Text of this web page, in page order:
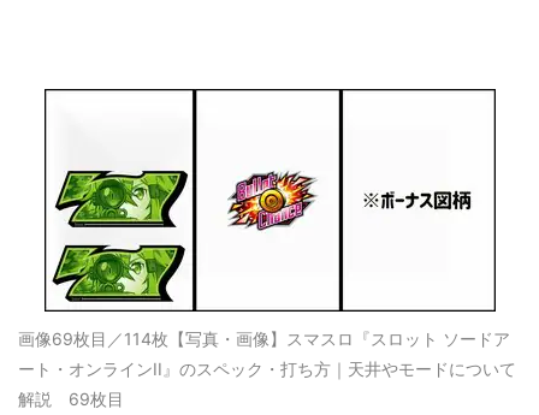
画像69枚目／114枚 【写真・画像】スマスロ『スロット ソードア
ート・オンラインII』のスペック・打ち方｜天井やモードについて
解説 69枚目